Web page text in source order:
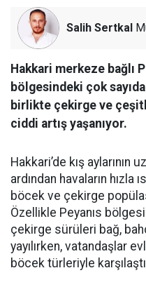
Salih Sertkal
Hakkari merkeze bağlı
bölgesindeki çok
birlikte çekirge ve
ciddi artış yaşanıyor.
Hakkari’de kış aylarının
ardından havaların hızla
böcek ve çekirge
Özellikle Peyanıs
çekirge sürüleri bağ,
yayılırken, vatandaşlar
böcek türleriyle